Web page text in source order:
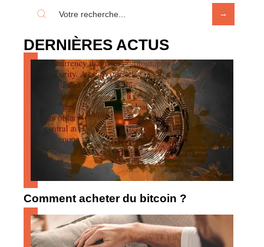
DERNIÈRES ACTUS
Comment acheter du bitcoin ?